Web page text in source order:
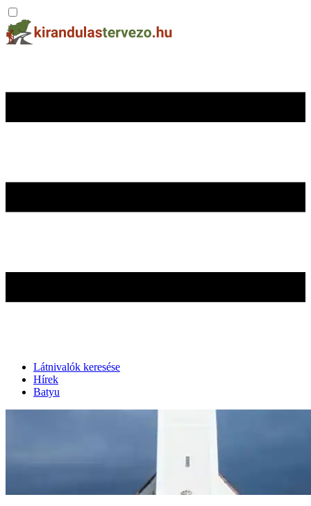
Látnivalók keresése
Hírek
Batyu